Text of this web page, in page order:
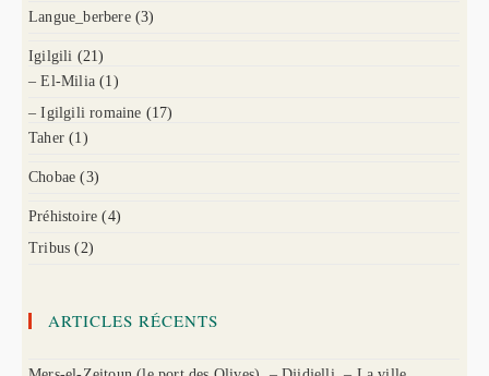
Langue_berbere (3)
Igilgili (21)
– El-Milia (1)
– Igilgili romaine (17)
Taher (1)
Chobae (3)
Préhistoire (4)
Tribus (2)
ARTICLES RÉCENTS